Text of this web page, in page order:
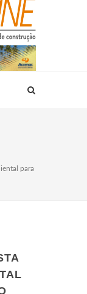
para